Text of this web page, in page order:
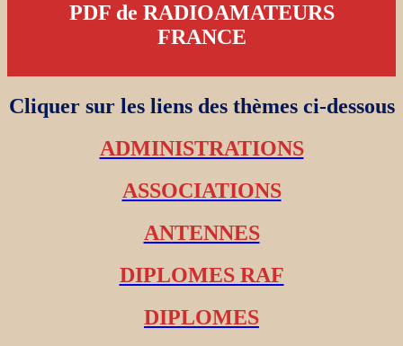
PDF de RADIOAMATEURS
FRANCE
Cliquer sur les liens des thèmes ci-dessous
ADMINISTRATIONS
ASSOCIATIONS
ANTENNES
DIPLOMES RAF
DIPLOMES